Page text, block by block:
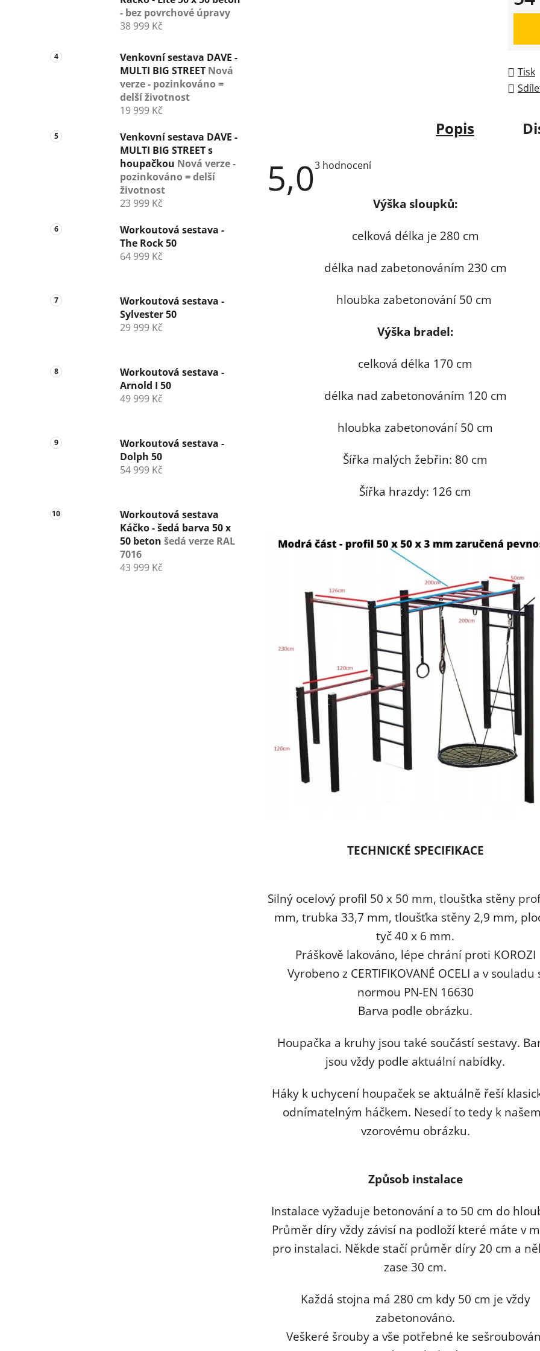
- bez povrchové úpravy
38 999 Kč
Venkovní sestava DAVE -
MULTI BIG STREET Nová
verze - pozinkováno =
delší životnost
19 999 Kč
Venkovní sestava DAVE -
MULTI BIG STREET s
houpačkou Nová verze -
pozinkováno = delší
životnost
23 999 Kč
Workoutová sestava -
The Rock 50
64 999 Kč
Workoutová sestava -
Sylvester 50
29 999 Kč
Workoutová sestava -
Arnold I 50
49 999 Kč
Workoutová sestava -
Dolph 50
54 999 Kč
Workoutová sestava
Káčko - šedá barva 50 x
50 beton šedá verze RAL
7016
43 999 Kč
Tisk
Popis
5,0Průměrné
hvězdiček.
3 hodnocení
Výška sloupků:
celková délka je 280 cm
délka nad zabetonováním 230 cm
hloubka zabetonování 50 cm
Výška bradel:
celková délka 170 cm
délka nad zabetonováním 120 cm
hloubka zabetonování 50 cm
Šířka malých žebřin: 80 cm
Šířka hrazdy: 126 cm
TECHNICKÉ SPECIFIKACE
Silný ocelový profil 50 x 50 mm, tloušťka stěny
mm, trubka 33,7 mm, tloušťka stěny 2,9 mm,
tyč 40 x 6 mm.
Práškově lakováno, lépe chrání proti KOROZI
Vyrobeno z CERTIFIKOVANÉ OCELI a v souladu
normou PN-EN 16630
Barva podle obrázku.
Houpačka a kruhy jsou také součástí sestavy.
jsou vždy podle aktuální nabídky.
Háky k uchycení houpaček se aktuálně řeší
odnímatelným háčkem. Nesedí to tedy k
vzorovému obrázku.
Způsob instalace
Instalace vyžaduje betonování a to 50 cm do
Průměr díry vždy závisí na podloží které máte v
pro instalaci. Někde stačí průměr díry 20 cm a
zase 30 cm.
Každá stojna má 280 cm kdy 50 cm je vždy
zabetonováno.
Veškeré šrouby a vše potřebné ke